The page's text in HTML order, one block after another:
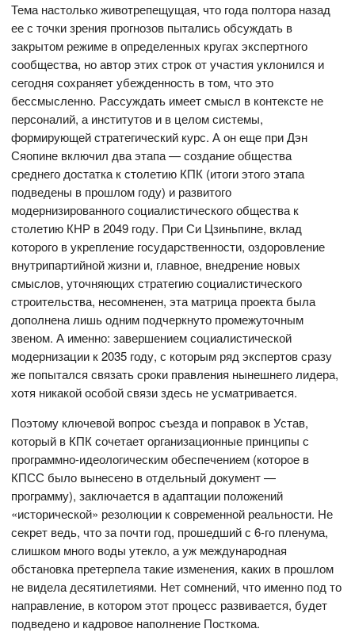
Тема настолько животрепещущая, что года полтора назад
ее с точки зрения прогнозов пытались обсуждать в
закрытом режиме в определенных кругах экспертного
сообщества, но автор этих строк от участия уклонился и
сегодня сохраняет убежденность в том, что это
бессмысленно. Рассуждать имеет смысл в контексте не
персоналий, а институтов и в целом системы,
формирующей стратегический курс. А он еще при Дэн
Сяопине включил два этапа — создание общества
среднего достатка к столетию КПК (итоги этого этапа
подведены в прошлом году) и развитого
модернизированного социалистического общества к
столетию КНР в 2049 году. При Си Цзиньпине, вклад
которого в укрепление государственности, оздоровление
внутрипартийной жизни и, главное, внедрение новых
смыслов, уточняющих стратегию социалистического
строительства, несомненен, эта матрица проекта была
дополнена лишь одним подчеркнуто промежуточным
звеном. А именно: завершением социалистической
модернизации к 2035 году, с которым ряд экспертов сразу
же попытался связать сроки правления нынешнего лидера,
хотя никакой особой связи здесь не усматривается.
Поэтому ключевой вопрос съезда и поправок в Устав,
который в КПК сочетает организационные принципы с
программно-идеологическим обеспечением (которое в
КПСС было вынесено в отдельный документ —
программу), заключается в адаптации положений
«исторической» резолюции к современной реальности. Не
секрет ведь, что за почти год, прошедший с 6-го пленума,
слишком много воды утекло, а уж международная
обстановка претерпела такие изменения, каких в прошлом
не видела десятилетиями. Нет сомнений, что именно под то
направление, в котором этот процесс развивается, будет
подведено и кадровое наполнение Посткома.